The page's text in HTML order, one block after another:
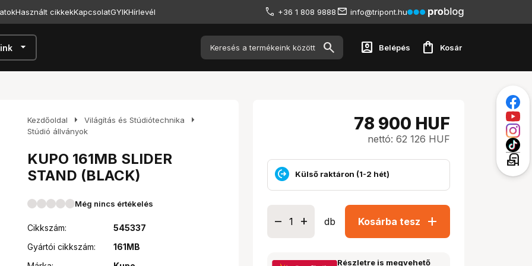
Használt cikkekKapcsolatGYIKHírlevél +36 1 808 9888 info@tripont.hu
arrow_drop_down account_box Belépés shopping_bag Kosár
Kezdőoldal arrow_right Világítás és Stúdiótechnika arrow_right
Stúdió állványok
KUPO 161MB SLIDER
STAND (BLACK)
Még nincs értékelés
Cikkszám:
545337
Gyártói cikkszám:
161MB
78 900 HUF
nettó: 62 126 HUF
Külső raktáron (1-2 hét)
db Kosárba tesz add
Részletre is megvehető
local_post_office